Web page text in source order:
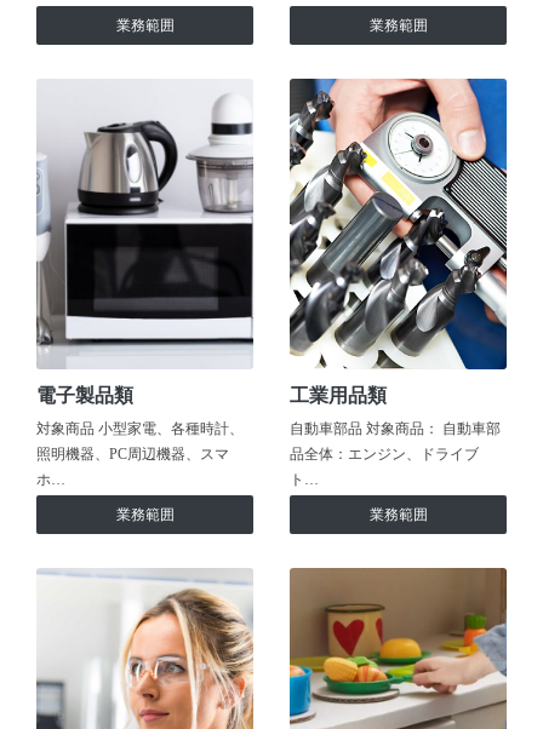
業務範囲 業務範囲
電子製品類
対象商品 小型家電、各種時計、
照明機器、PC周辺機器、スマ
ホ…
業務範囲
工業用品類
自動車部品 対象商品： 自動車部
品全体：エンジン、ドライブ
ト…
業務範囲